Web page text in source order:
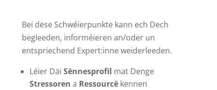
Bei dëse Schwéierpunkte kann ech Dech
begleeden, informéieren an/oder un
entspriechend Expert:inne weiderleeden.
Léier Däi Sënnesprofil mat Denge
Stressoren a Ressourcëkennen